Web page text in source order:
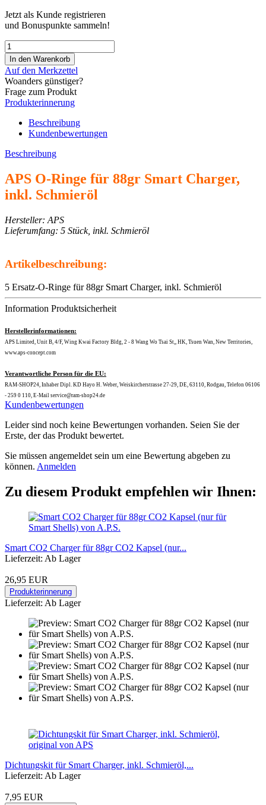
Jetzt als Kunde registrieren
und Bonuspunkte sammeln!
Auf den Merkzettel
Woanders günstiger?
Frage zum Produkt
Produkterinnerung
Beschreibung
Kundenbewertungen
Beschreibung
APS O-Ringe für 88gr Smart Charger,
inkl. Schmieröl
Hersteller: APS
Lieferumfang: 5 Stück, inkl. Schmieröl
Artikelbeschreibung:
5 Ersatz-O-Ringe für 88gr Smart Charger, inkl. Schmieröl
Information Produktsicherheit
Herstellerinformationen:
APS Limited, Unit B, 4/F, Wing Kwai Factory Bldg, 2 - 8 Wang Wo Tsai St,, HK, Tsuen Wan, New Territories,
www.aps-concept.com
Verantwortliche Person für die EU:
RAM-SHOP24, Inhaber Dipl. KD Hayo H. Weber, Weiskircherstrasse 27-29, DE, 63110, Rodgau, Telefon 06106
- 259 0 110, E-Mail service@ram-shop24.de
Kundenbewertungen
Leider sind noch keine Bewertungen vorhanden. Seien Sie der
Erste, der das Produkt bewertet.
Sie müssen angemeldet sein um eine Bewertung abgeben zu
können. Anmelden
Zu diesem Produkt empfehlen wir Ihnen:
Smart CO2 Charger für 88gr CO2 Kapsel (nur...
Lieferzeit: Ab Lager
26,95 EUR
Produkterinnerung
Lieferzeit: Ab Lager
Dichtungskit für Smart Charger, inkl. Schmieröl,...
Lieferzeit: Ab Lager
7,95 EUR